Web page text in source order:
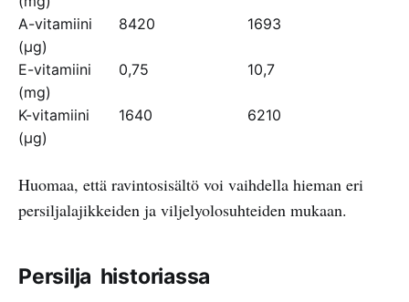
A-vitamiini
(µg)
8420 1693
E-vitamiini
(mg)
0,75 10,7
K-vitamiini
(µg)
1640 6210
Huomaa, että ravintosisältö voi vaihdella hieman eri
persiljalajikkeiden ja viljelyolosuhteiden mukaan.
Persilja historiassa